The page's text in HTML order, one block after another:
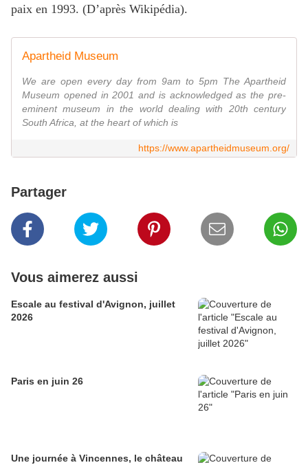
paix en 1993. (D’après Wikipédia).
Apartheid Museum
We are open every day from 9am to 5pm The Apartheid
Museum opened in 2001 and is acknowledged as the pre-
eminent museum in the world dealing with 20th century
South Africa, at the heart of which is
https://www.apartheidmuseum.org/
Partager
Vous aimerez aussi
Escale au festival d'Avignon, juillet
2026
Paris en juin 26
Une journée à Vincennes, le château